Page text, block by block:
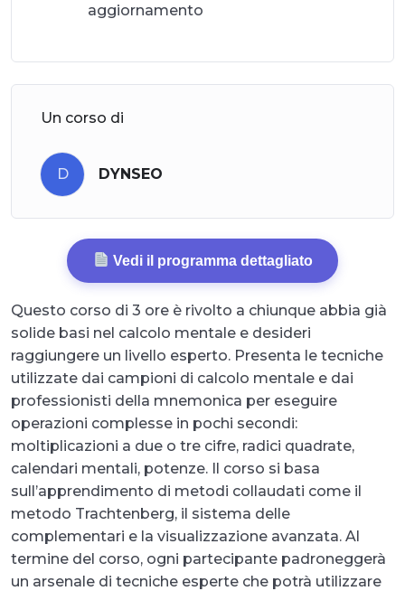
aggiornamento
Un corso di
D DYNSEO
Vedi il programma dettagliato
Questo corso di 3 ore è rivolto a chiunque abbia già
solide basi nel calcolo mentale e desideri
raggiungere un livello esperto. Presenta le tecniche
utilizzate dai campioni di calcolo mentale e dai
professionisti della mnemonica per eseguire
operazioni complesse in pochi secondi:
moltiplicazioni a due o tre cifre, radici quadrate,
calendari mentali, potenze. Il corso si basa
sull’apprendimento di metodi collaudati come il
metodo Trachtenberg, il sistema delle
complementari e la visualizzazione avanzata. Al
termine del corso, ogni partecipante padroneggerà
un arsenale di tecniche esperte che potrà utilizzare